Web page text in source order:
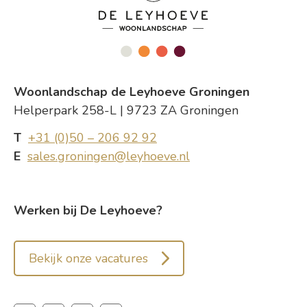
Woonlandschap de Leyhoeve Groningen
Helperpark 258-L | 9723 ZA Groningen
T +31 (0)50 – 206 92 92
E sales.groningen@leyhoeve.nl
Werken bij De Leyhoeve?
Bekijk onze vacatures